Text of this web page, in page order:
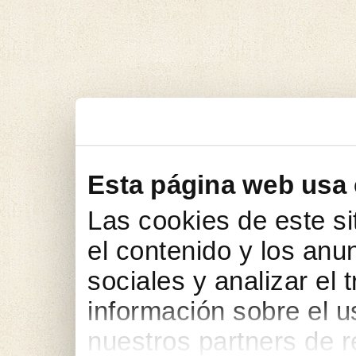
Esta página web
Las cookies de este
el contenido y los
sociales y analizar el
información sobre el
nuestros partners de